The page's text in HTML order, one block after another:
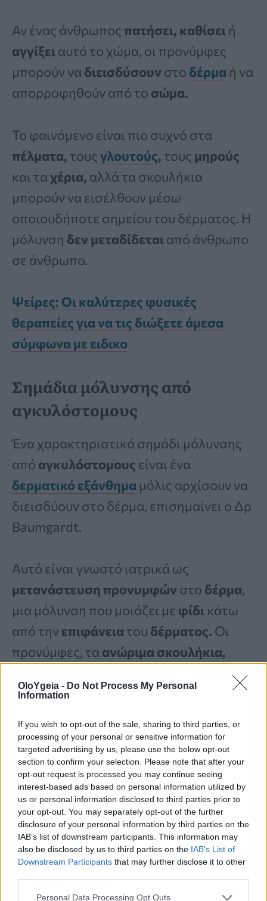
OloYgeia - Do Not Process My Personal
Information
If you wish to opt-out of the sale, sharing to third parties, or
processing of your personal or sensitive information for
targeted advertising by us, please use the below opt-out
section to confirm your selection. Please note that after your
opt-out request is processed you may continue seeing
interest-based ads based on personal information utilized by
us or personal information disclosed to third parties prior to
your opt-out. You may separately opt-out of the further
disclosure of your personal information by third parties on the
IAB’s list of downstream participants. This information may
also be disclosed by us to third parties on the IAB’s List of
Downstream Participants that may further disclose it to other
Personal Data Processing Opt Outs
Αν ένας άνθρωπος πατήσει, καθίσει ή
αγγίξειαυτό το χώμα, οι προνύμφες
μπορούν να διεισδύσουν στο δέρμα ή να
απορροφηθούν από το σώμα.
Το φαινόμενο είναι πιο συχνό στα
πέλματα, τουςγλουτούς, τους μηρούς
και τα χέρια, αλλά τα σκουλήκια
μπορούν να εισέλθουν μέσω
οποιουδήποτε σημείου του δέρματος. Η
μόλυνση δεν μεταδίδεταιαπό άνθρωπο
σε άνθρωπο.
Ψείρες: Οι καλύτερες φυσικές
θεραπείες για να τις διώξετε άμεσα
σύμφωνα με ειδικο
Σημάδια μόλυνσης από
αγκυλόστομους
Ένα χαρακτηριστικό σημάδι μόλυνσης
από αγκυλόστομους είναι ένα
δερματικό εξάνθημα μόλις αρχίσουν να
διεισδύουν στο δέρμα, επισημαίνει ο Δρ
Baumgardt.
Αυτό είναι γνωστό ιατρικά ως
μετανάστευση προνυμφών στο δέρμα,
μια μόλυνση που μοιάζει με φίδι κάτω
από την επιφάνεια του δέρματος. Οι
προνύμφες, τα ανώριμα σκουλήκια,
προκαλώνταςφλεγμονώδεις, κόκκινες,
αντίδρασης τουανοσοποιητικού
συστήματος.
Η αντιπαρασιτικήφαρμακευτική αγωγή
μπορεί ναεξαλείψειτη μόλυνση.
Ένα άλλο εμφανές σημάδι μόλυνσης
είναι τα μικρά,λευκά σκουλήκιαστα